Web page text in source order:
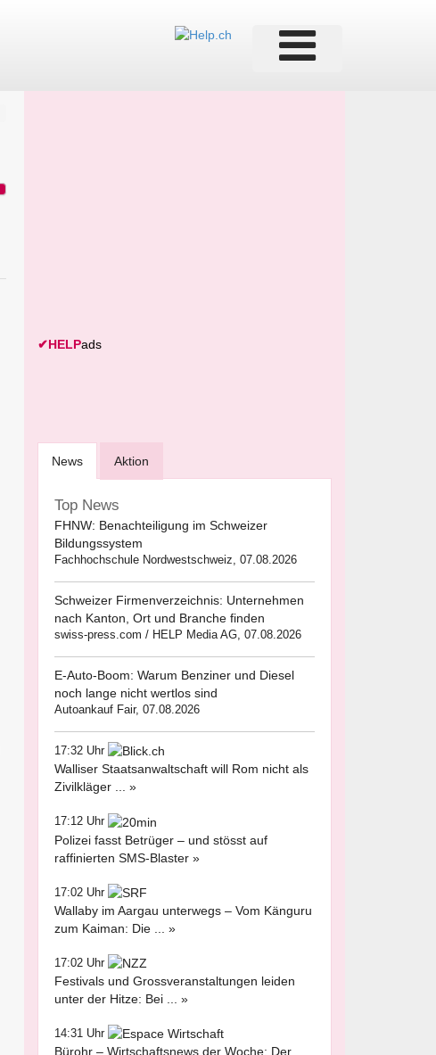
✔HELPads
News Aktion
Top News
FHNW: Benachteiligung im Schweizer
Bildungssystem
Fachhochschule Nordwestschweiz, 07.08.2026
Schweizer Firmenverzeichnis: Unternehmen
nach Kanton, Ort und Branche finden
swiss-press.com / HELP Media AG, 07.08.2026
E-Auto-Boom: Warum Benziner und Diesel
noch lange nicht wertlos sind
Autoankauf Fair, 07.08.2026
17:32 Uhr
Walliser Staatsanwaltschaft will Rom nicht als
Zivilkläger ... »
17:12 Uhr
Polizei fasst Betrüger – und stösst auf
raffinierten SMS-Blaster »
17:02 Uhr
Wallaby im Aargau unterwegs – Vom Känguru
zum Kaiman: Die ... »
17:02 Uhr
Festivals und Grossveranstaltungen leiden
unter der Hitze: Bei ... »
14:31 Uhr
Bürohr – Wirtschaftsnews der Woche: Der